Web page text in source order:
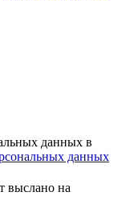
данных в
данных
выслано на